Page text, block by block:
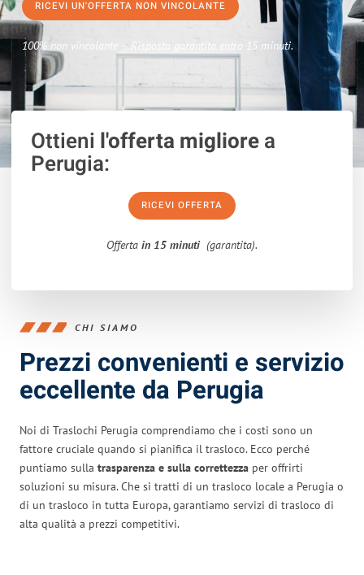
RICEVI UN'OFFERTA NON VINCOLANTE
100% non vincolante – Risposta garantita entro 15 minuti.
Ottieni l'offerta migliorea
Perugia:
RICEVI OFFERTA
Offerta in 15 minuti (garantita).
CHI SIAMO
Prezzi convenienti e servizio
eccellente da Perugia
Noi di Traslochi Perugia comprendiamo che i costi sono un
fattore cruciale quando si pianifica il trasloco. Ecco perché
puntiamo sulla trasparenza e sulla correttezza per offrirti
soluzioni su misura. Che si tratti di un trasloco locale a Perugia o
di un trasloco in tutta Europa, garantiamo servizi di trasloco di
alta qualità a prezzi competitivi.